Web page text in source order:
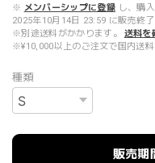
※ メンバーシップに登録 し、購
2025年10月14日 23:59 に販売終了
※別途送料がかかります。
送料を
※¥10,000以上のご注文で国内送料
種類
販売期